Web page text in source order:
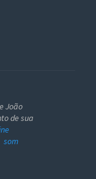
João
de sua
som